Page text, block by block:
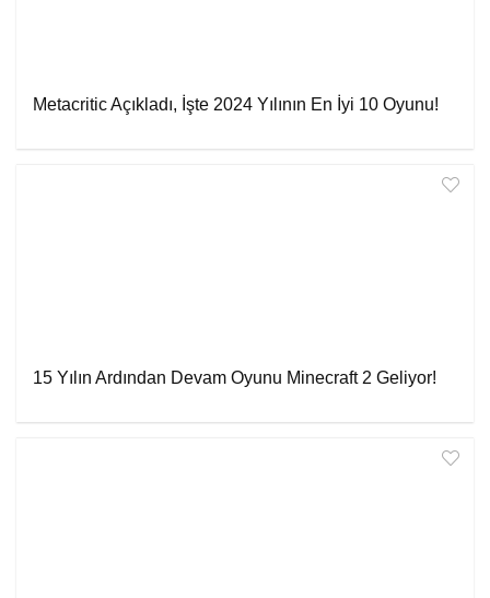
Metacritic Açıkladı, İşte 2024 Yılının En İyi 10 Oyunu!
15 Yılın Ardından Devam Oyunu Minecraft 2 Geliyor!